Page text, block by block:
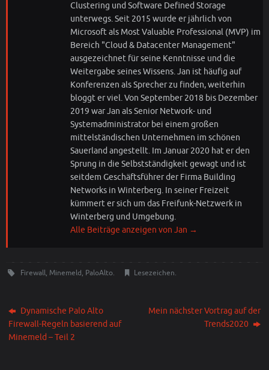
Clustering und Software Defined Storage
unterwegs. Seit 2015 wurde er jährlich von
Microsoft als Most Valuable Professional (MVP) im
Bereich "Cloud & Datacenter Management"
ausgezeichnet für seine Kenntnisse und die
Weitergabe seines Wissens. Jan ist häufig auf
Konferenzen als Sprecher zu finden, weiterhin
bloggt er viel. Von September 2018 bis Dezember
2019 war Jan als Senior Network- und
Systemadministrator bei einem großen
mittelständischen Unternehmen im schönen
Sauerland angestellt. Im Januar 2020 hat er den
Sprung in die Selbstständigkeit gewagt und ist
seitdem Geschäftsführer der Firma Building
Networks in Winterberg. In seiner Freizeit
kümmert er sich um das Freifunk-Netzwerk in
Winterberg und Umgebung.
Alle Beiträge anzeigen von Jan →
Firewall, Minemeld, PaloAlto. Lesezeichen.
Dynamische Palo Alto
Firewall-Regeln basierend auf
Minemeld – Teil 2
Mein nächster Vortrag auf der
Trends2020